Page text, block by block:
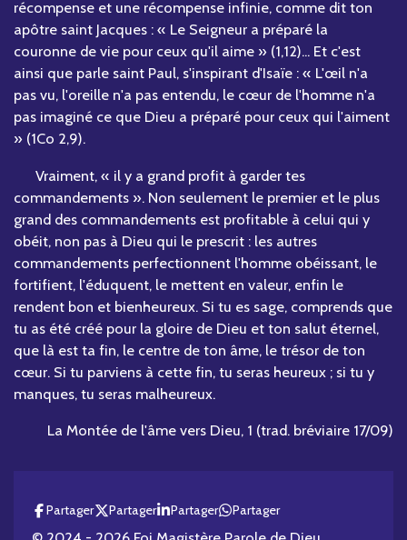
récompense et une récompense infinie, comme dit ton
apôtre saint Jacques : « Le Seigneur a préparé la
couronne de vie pour ceux qu'il aime » (1,12)... Et c'est
ainsi que parle saint Paul, s'inspirant d'Isaïe : « L'œil n'a
pas vu, l'oreille n'a pas entendu, le cœur de l'homme n'a
pas imaginé ce que Dieu a préparé pour ceux qui l'aiment
» (1Co 2,9).
Vraiment, « il y a grand profit à garder tes
commandements ». Non seulement le premier et le plus
grand des commandements est profitable à celui qui y
obéit, non pas à Dieu qui le prescrit : les autres
commandements perfectionnent l'homme obéissant, le
fortifient, l'éduquent, le mettent en valeur, enfin le
rendent bon et bienheureux. Si tu es sage, comprends que
tu as été créé pour la gloire de Dieu et ton salut éternel,
que là est ta fin, le centre de ton âme, le trésor de ton
cœur. Si tu parviens à cette fin, tu seras heureux ; si tu y
manques, tu seras malheureux.
La Montée de l'âme vers Dieu, 1 (trad. bréviaire 17/09)
Partager Partager Partager Partager